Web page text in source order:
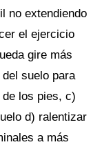
no extendiendo
el ejercicio
gire más
suelo para
los pies, c)
d) ralentizar
a más